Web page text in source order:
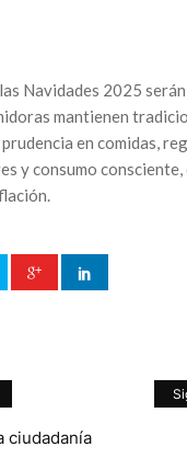
Navidades 2025
mantienen
en comidas,
y consumo
ciudadanía